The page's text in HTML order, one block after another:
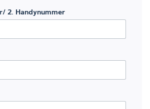
2. Handynummer